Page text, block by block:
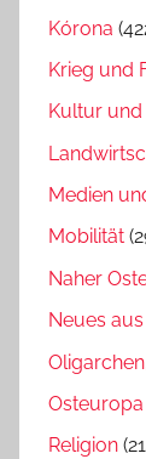
Kórona
Krieg und
Kultur
Medien
Mobilität
Naher
Neues
Osteuropa
Religion